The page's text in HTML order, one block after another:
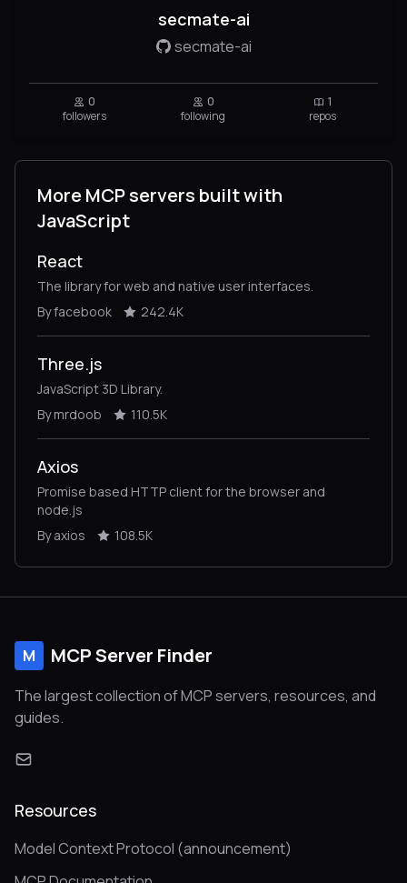
secmate-ai
secmate-ai
0
followers
0
following
1
repos
More MCP servers built with
JavaScript
React
The library for web and native user interfaces.
By facebook
242.4K
Three.js
JavaScript 3D Library.
By mrdoob
110.5K
Axios
Promise based HTTP client for the browser and
node.js
By axios
108.5K
M MCP Server Finder
The largest collection of MCP servers, resources, and
guides.
Resources
Model Context Protocol (announcement)